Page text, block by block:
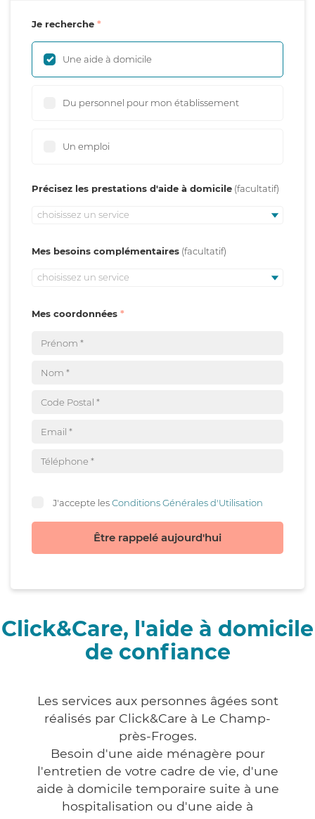
Je recherche
Une aide à domicile
Du personnel pour mon établissement
Un emploi
Précisez les prestations d'aide à domicile
choisissez un service
Mes besoins complémentaires
choisissez un service
Mes coordonnées
J'accepte lesConditions Générales d'Utilisation
Être rappelé aujourd'hui
Click&Care, l'aide à domicile
de confiance
Les services aux personnes âgées sont
réalisés par Click&Care à Le Champ-
près-Froges.
Besoin d'une aide ménagère pour
l'entretien de votre cadre de vie, d'une
aide à domicile temporaire suite à une
hospitalisation ou d'une aide à